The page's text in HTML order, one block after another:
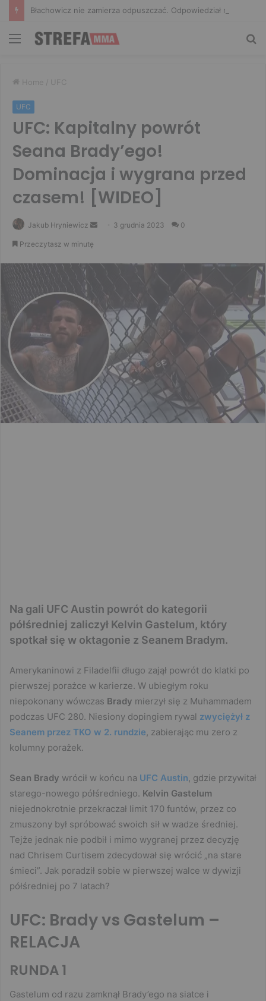
Menu
Home / UFC
UFC
UFC: Kapitalny powrót
Seana Brady’ego!
Dominacja i wygrana przed
czasem! [WIDEO]
Jakub Hryniewicz
Send 3 grudnia 2023 0
Przeczytasz w minutę
Na gali UFC Austin powrót do kategorii
półśredniej zaliczył Kelvin Gastelum, który
spotkał się w oktagonie z Seanem Bradym.
Amerykaninowi z Filadelfii długo zajął powrót do klatki po
pierwszej porażce w karierze. W ubiegłym roku
niepokonany wówczas Brady mierzył się z Muhammadem
podczas UFC 280. Niesiony dopingiem rywal zwyciężył z
Seanem przez TKO w 2. rundzie, zabierając mu zero z
kolumny porażek.
Sean Brady wrócił w końcu na UFC Austin, gdzie przywitał
starego-nowego półśredniego. Kelvin Gastelum
niejednokrotnie przekraczał limit 170 funtów, przez co
zmuszony był spróbować swoich sił w wadze średniej.
Tejże jednak nie podbił i mimo wygranej przez decyzję
nad Chrisem Curtisem zdecydował się wrócić „na stare
śmieci”. Jak poradził sobie w pierwszej walce w dywizji
półśredniej po 7 latach?
UFC: Brady vs Gastelum –
RELACJA
RUNDA 1
Gastelum od razu zamknął Brady’ego na siatce i